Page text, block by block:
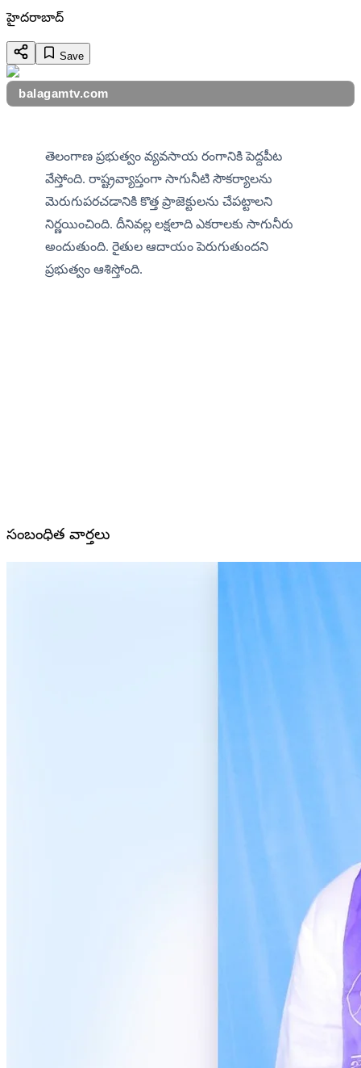
హైదరాబాద్
Save
balagamtv.com
తెలంగాణ ప్రభుత్వం వ్యవసాయ రంగానికి పెద్దపీట
వేస్తోంది. రాష్ట్రవ్యాప్తంగా సాగునీటి సౌకర్యాలను
మెరుగుపరచడానికి కొత్త ప్రాజెక్టులను చేపట్టాలని
నిర్ణయించింది. దీనివల్ల లక్షలాది ఎకరాలకు సాగునీరు
అందుతుంది. రైతుల ఆదాయం పెరుగుతుందని
ప్రభుత్వం ఆశిస్తోంది.
సంబంధిత వార్తలు